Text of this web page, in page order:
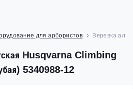
для арбористов Веревка
Husqvarna Climbing
5340988-12